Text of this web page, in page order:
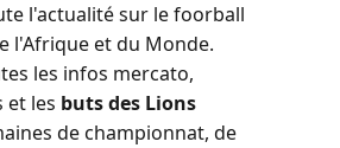
l'actualité sur le foorball
l'Afrique et du Monde.
les infos mercato,
et les buts des Lions
de championnat, de